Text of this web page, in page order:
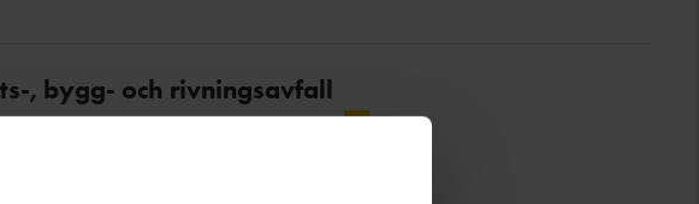
, bygg- och rivningsavfall
bjuder därför in till en workshop itre
annat: vilka aktiviteter som bör …